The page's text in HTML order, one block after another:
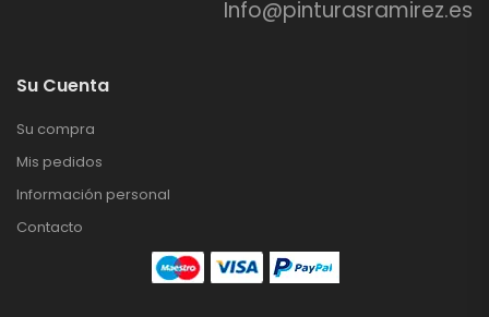
Info@pinturasramirez.es
Su Cuenta
Su compra
Mis pedidos
Información personal
Contacto